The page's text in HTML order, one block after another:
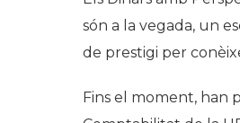
són a la vegada, un
de prestigi per
Fins el moment, han